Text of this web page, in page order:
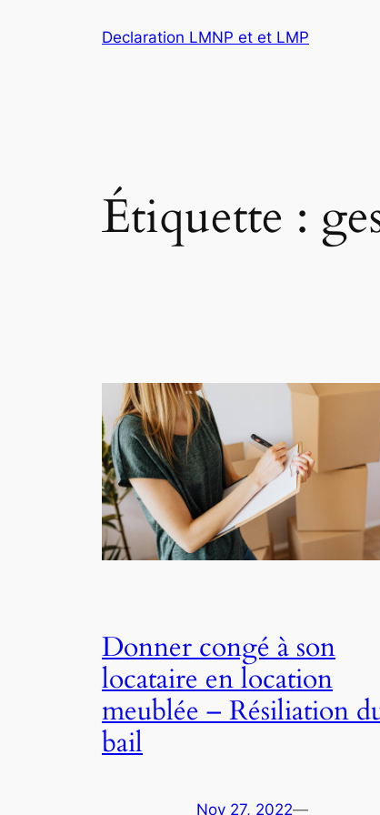
Declaration LMNP et et LMP
Étiquette :
Donner congé à son
locataire en location
meublée – Résiliation
bail
Nov 27, 2022—